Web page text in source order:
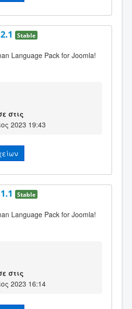
Stable
Language Pack for Joomla!
στις
2023 19:43
Stable
Language Pack for Joomla!
στις
2023 16:14